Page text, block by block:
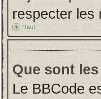
respecter les
Haut
Que sont
Le BBCode